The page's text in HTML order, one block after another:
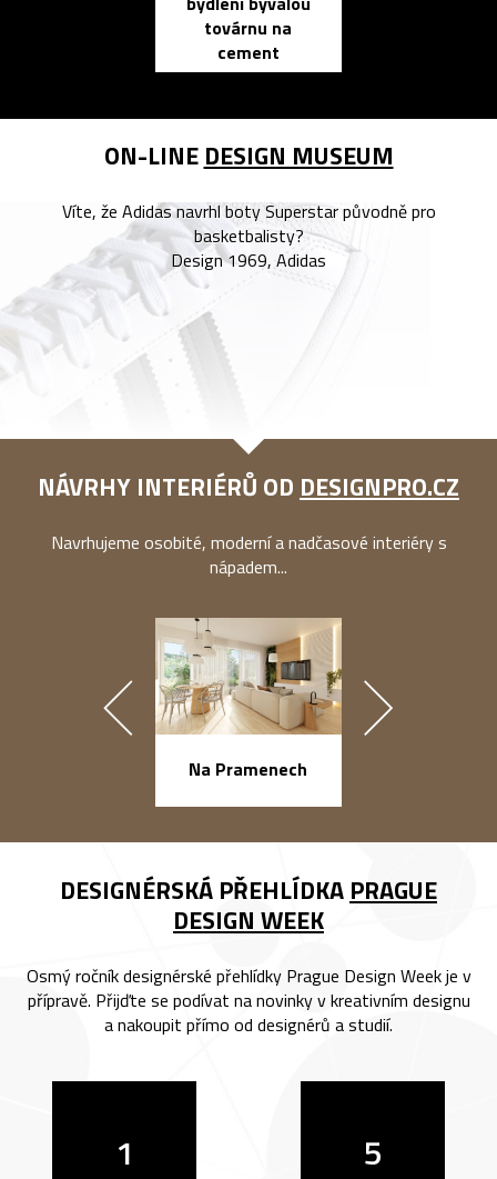
továrnu na
cement
ON-LINE DESIGN MUSEUM
Víte, že Adidas navrhl boty Superstar původně pro
basketbalisty?
Design 1969, Adidas
NÁVRHY INTERIÉRŮ OD DESIGNPRO.CZ
Navrhujeme osobité, moderní a nadčasové interiéry s
nápadem...
Na Pramenech
DESIGNÉRSKÁ PŘEHLÍDKA PRAGUE
DESIGN WEEK
Osmý ročník designérské přehlídky Prague Design Week je v
přípravě. Přijďte se podívat na novinky v kreativním designu
a nakoupit přímo od designérů a studií.
1 5